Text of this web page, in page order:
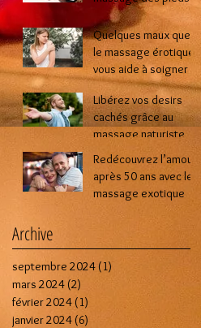
lors d’une séance de
massage intime ?
Quelques maux que
le massage érotique
vous aide à soigner
Libérez vos desirs
cachés grâce au
massage naturiste
Redécouvrez l’amour
après 50 ans avec le
massage exotique
Archive
septembre 2024 (1)
mars 2024 (2)
février 2024 (1)
janvier 2024(6)